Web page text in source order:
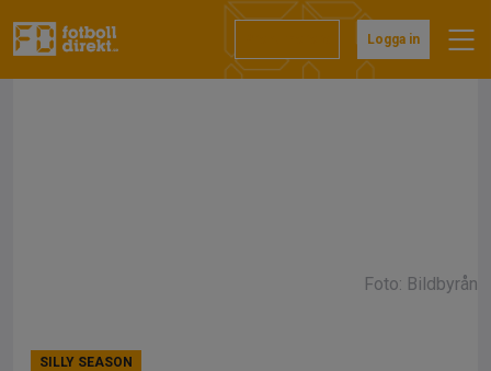
till
Logga in
Foto: Bildbyrån
SILLY SEASON